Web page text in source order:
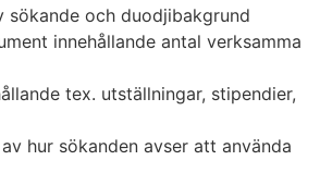
sökande och duodjibakgrund
innehållande antal verksamma
tex. utställningar, stipendier,
hur sökanden avser att använda